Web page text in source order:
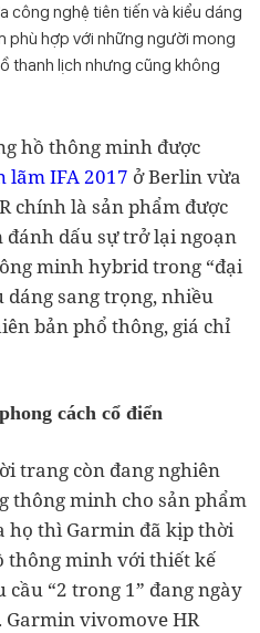
công nghệ tiên tiến và kiểu dáng
phù hợp với những người mong
thanh lịch nhưng cũng không
hồ thông minh được
lãm IFA 2017 ở Berlin vừa
chính là sản phẩm được
đánh dấu sự trở lại ngoạn
minh hybrid trong “đại
sang trọng, nhiều
bản phổ thông, giá chỉ
cách cổ điển
trang còn đang nghiên
thông minh cho sản phẩm
họ thì Garmin đã kịp thời
thông minh với thiết kế
“2 trong 1” đang ngày
vivomove HR